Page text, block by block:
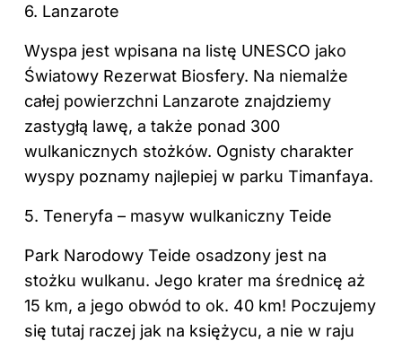
6. Lanzarote
Wyspa jest wpisana na listę UNESCO jako
Światowy Rezerwat Biosfery. Na niemalże
całej powierzchni Lanzarote znajdziemy
zastygłą lawę, a także ponad 300
wulkanicznych stożków. Ognisty charakter
wyspy poznamy najlepiej w parku Timanfaya.
5. Teneryfa – masyw wulkaniczny Teide
Park Narodowy Teide osadzony jest na
stożku wulkanu. Jego krater ma średnicę aż
15 km, a jego obwód to ok. 40 km! Poczujemy
się tutaj raczej jak na księżycu, a nie w raju